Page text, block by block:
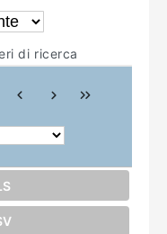
di ricerca